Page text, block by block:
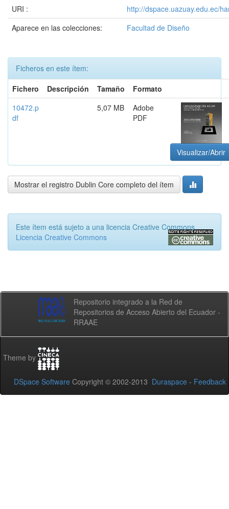
URI :
http://dspace.uazuay.edu.ec/
Aparece en las colecciones:
Facultad de Diseño
Ficheros en este ítem:
Fichero
Descripción Tamaño
Formato
10472.p
df
5,07 MB
Adobe
PDF
Visualizar/Abrir
Mostrar el registro Dublin Core completo del ítem
Este ítem está sujeto a una licencia Creative Commons
Licencia Creative Commons
Repositorio integrado a la Red de
Repositorios de Acceso Abierto del Ecuador -
RRAAE
Theme by
DSpace Software Copyright © 2002-2013 Duraspace - Feedback